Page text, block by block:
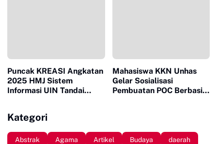
Puncak KREASI Angkatan
2025 HMJ Sistem
Informasi UIN Tandai
Mahasiswa KKN Unhas
Gelar Sosialisasi
Pembuatan POC Berbasis
Kategori
Abstrak Agama Artikel Budaya
daerah